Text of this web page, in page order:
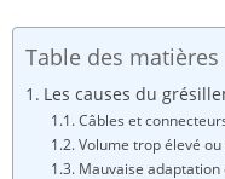
Table des matières
Les causes du
Câbles et
Volume trop élevé
Mauvaise